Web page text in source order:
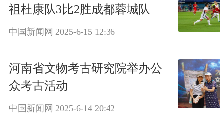
祖杜康队3比2胜成都蓉城队
中国新闻网 2025-6-15 12:36
河南省文物考古研究院举办公
众考古活动
中国新闻网 2025-6-14 20:42